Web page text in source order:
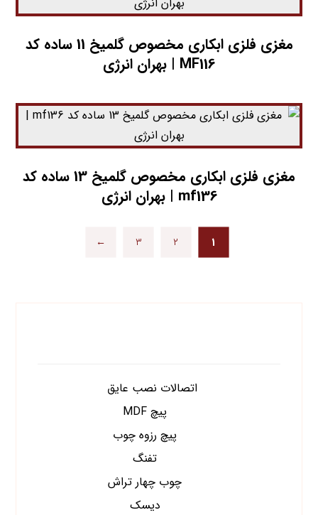
مغزي فلزي ابکاري مخصوص گلمیخ 11 ساده کد
MF116 | بهران انرژی
مغزي فلزي ابکاري مخصوص گلمیخ 13 ساده کد
mf136 | بهران انرژی
۱ ۲ ۳ ←
اتصالات نصب عایق
پیچ MDF
پیچ رزوه چوب
تفنگ
چوب چهار تراش
دیسک